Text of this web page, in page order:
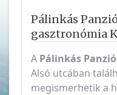
Pálinkás
gasztronómia
A Pálinkás Panzió
Alsó utcában
megismerhetik a